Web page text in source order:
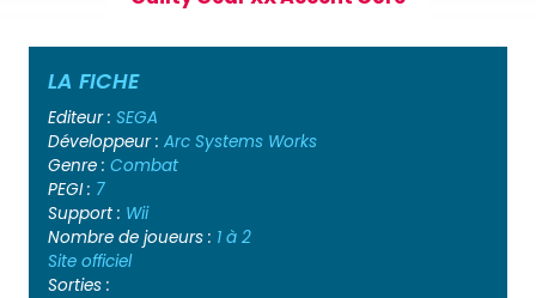
LA FICHE
Editeur : SEGA
Développeur : Arc Systems Works
Genre : Combat
PEGI : 7
Support : Wii
Nombre de joueurs : 1 à 2
Site officiel
Sorties :